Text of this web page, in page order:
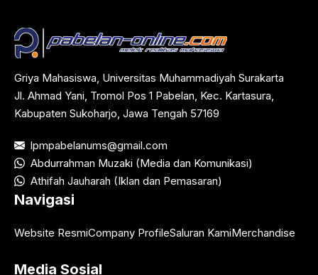
Griya Mahasiswa, Universitas Muhammadiyah Surakarta
Jl. Ahmad Yani, Tromol Pos 1 Pabelan, Kec. Kartasura,
Kabupaten Sukoharjo, Jawa Tengah 57169
lpmpabelanums@gmail.com
Abdurrahman Muzaki (Media dan Komunikasi)
Athifah Jauharah (Iklan dan Pemasaran)
Navigasi
Website ResmiCompany ProfileSaluran KamiMerchandise
Media Sosial